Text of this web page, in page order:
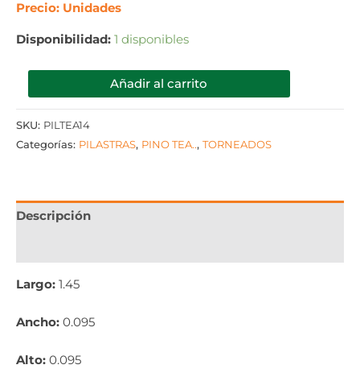
Precio: Unidades
Disponibilidad: 1 disponibles
Añadir al carrito
SKU: PILTEA14
Categorías: PILASTRAS, PINO TEA.., TORNEADOS
Descripción
Largo: 1.45
Ancho: 0.095
Alto: 0.095